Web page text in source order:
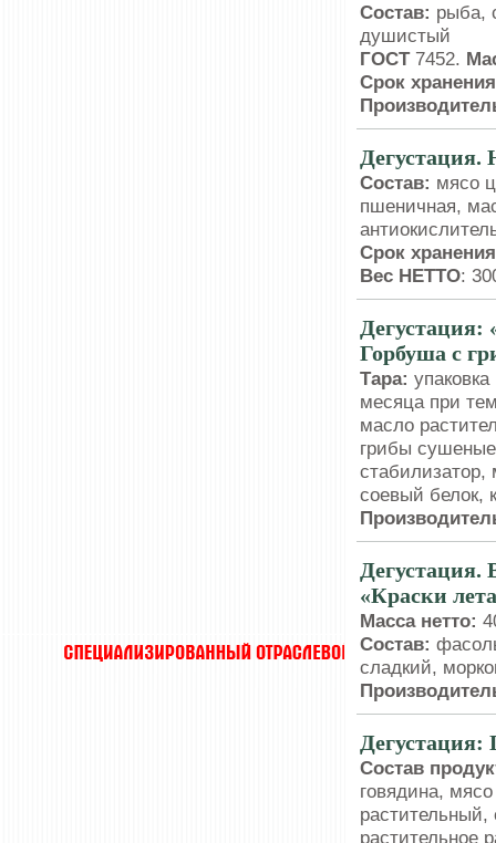
Состав: рыба,
душистый
ГОСТ7452.
Срок
Состав: мясо
пшеничная,
Срок
Вес НЕТТО:
Дегустация:
Горбуша с
Тара:
месяца при
масло
грибы
стабилизатор,
соевый белок,
«Краски
Масса нетто:
Состав:
сладкий,
Состав
говядина,
растительное